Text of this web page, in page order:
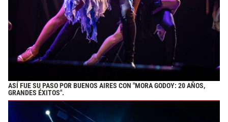
ASÍ FUE SU PASO POR BUENOS AIRES CON "MORA GODOY: 20 AÑOS,
GRANDES ÉXITOS".